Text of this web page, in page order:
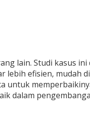
lain. Studi kasus ini
efisien, mudah
untuk
dalam